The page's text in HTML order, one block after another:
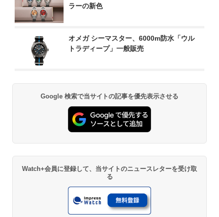
ラーの新色
オメガ シーマスター、6000m防水「ウル
トラディープ」一般販売
Google 検索で当サイトの記事を優先表示させる
Watch+会員に登録して、当サイトのニュースレターを受け取
る